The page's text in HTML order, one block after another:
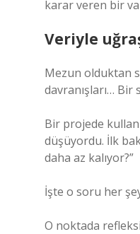
karar veren bir
Veriyle
Mezun olduktan
davranışları… Bir
Bir projede
düşüyordu. İlk
daha az kalıyor?”
İşte o soru her
O noktada